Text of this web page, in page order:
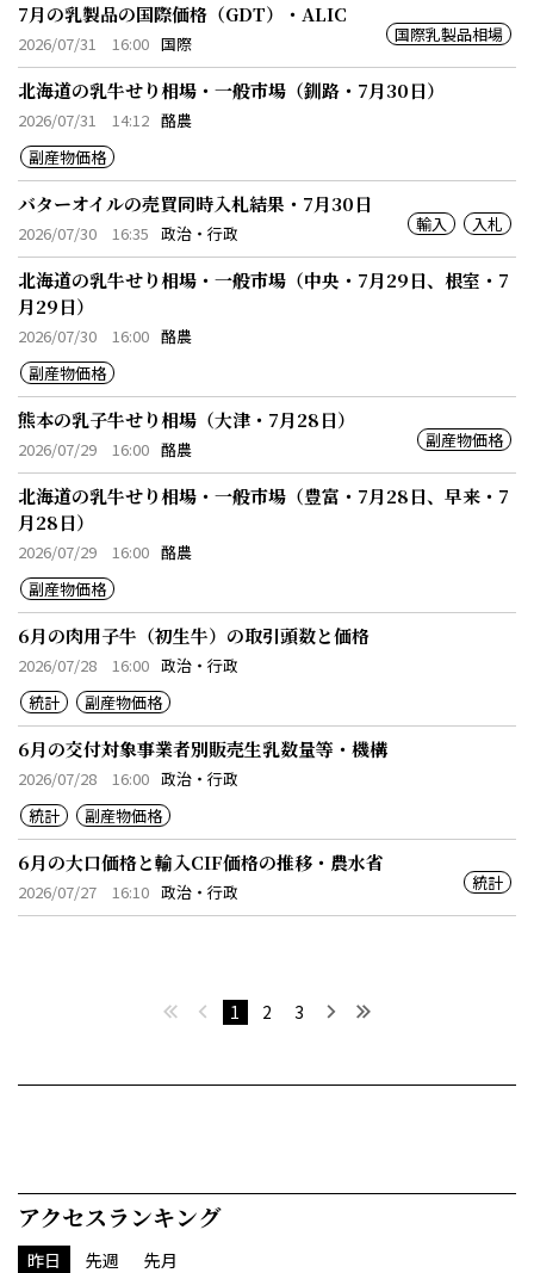
7月の乳製品の国際価格（GDT）・ALIC
2026/07/31 16:00 国際 国際乳製品相場
北海道の乳牛せり相場・一般市場（釧路・7月30日）
2026/07/31 14:12 酪農
副産物価格
バターオイルの売買同時入札結果・7月30日
2026/07/30 16:35 政治・行政 輸入 入札
北海道の乳牛せり相場・一般市場（中央・7月29日、根室・7
月29日）
2026/07/30 16:00 酪農
副産物価格
熊本の乳子牛せり相場（大津・7月28日）
2026/07/29 16:00 酪農 副産物価格
北海道の乳牛せり相場・一般市場（豊富・7月28日、早来・7
月28日）
2026/07/29 16:00 酪農
副産物価格
6月の肉用子牛（初生牛）の取引頭数と価格
2026/07/28 16:00 政治・行政
統計
副産物価格
6月の交付対象事業者別販売生乳数量等・機構
2026/07/28 16:00 政治・行政
統計
副産物価格
6月の大口価格と輸入CIF価格の推移・農水省
2026/07/27 16:10 政治・行政 統計
最初へ 前へ1 2 3 次へ
アクセスランキング
昨日 先週 先月